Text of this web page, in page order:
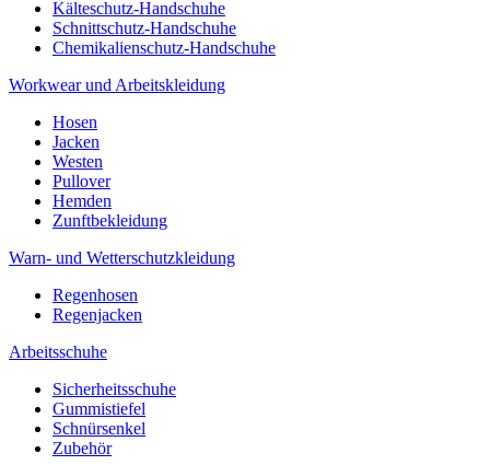
Kälteschutz-Handschuhe
Schnittschutz-Handschuhe
Chemikalienschutz-Handschuhe
Workwear und Arbeitskleidung
Hosen
Jacken
Westen
Pullover
Hemden
Zunftbekleidung
Warn- und Wetterschutzkleidung
Regenhosen
Regenjacken
Arbeitsschuhe
Sicherheitsschuhe
Gummistiefel
Schnürsenkel
Zubehör